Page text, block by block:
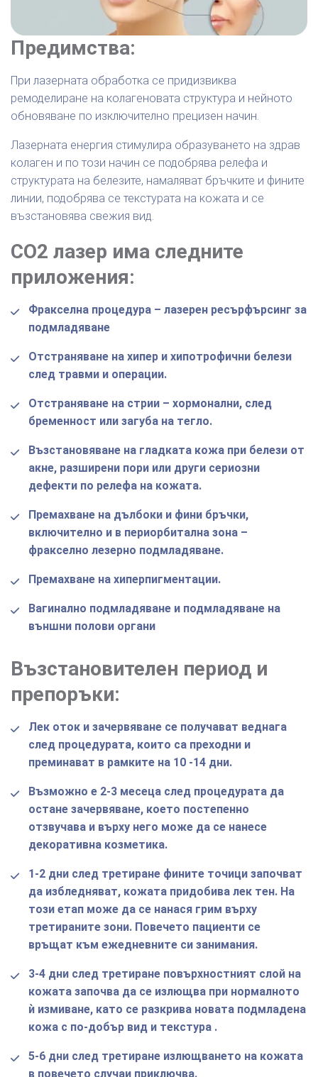
Предимства:
При лазерната обработка се придизвиква
ремоделиране на колагеновата структура и нейното
обновяване по изключително прецизен начин.
Лазерната енергия стимулира образуването на здрав
колаген и по този начин се подобрява релефа и
структурата на белезите, намаляват бръчките и фините
линии, подобрява се текстурата на кожата и се
възстановява свежия вид.
СO2 лазер има следните
приложения:
Фракселна процедура – лазерен ресърфърсинг за
подмладяване
Отстраняване на хипер и хипотрофични белези
след травми и операции.
Отстраняване на стрии – хормонални, след
бременност или загуба на тегло.
Възстановяване на гладката кожа при белези от
акне, разширени пори или други сериозни
дефекти по релефа на кожата.
Премахване на дълбоки и фини бръчки,
включително и в периорбитална зона –
фракселно лезерно подмладяване.
Премахване на хиперпигментации.
Вагинално подмладяване и подмладяване на
външни полови органи
Възстановителен период и
препоръки:
Лек оток и зачервяване се получават веднага
след процедурата, които са преходни и
преминават в рамките на 10 -14 дни.
Възможно е 2-3 месеца след процедурата да
остане зачервяване, което постепенно
отзвучава и върху него може да се нанесе
декоративна козметика.
1-2 дни след третиране фините точици започват
да избледняват, кожата придобива лек тен. На
този етап може да се нанася грим върху
третираните зони. Повечето пациенти се
връщат към ежедневните си занимания.
3-4 дни след третиране повърхностният слой на
кожата започва да се излющва при нормалното
ѝ измиване, като се разкрива новата подмладена
кожа с по-добър вид и текстура .
5-6 дни след третиране излющването на кожата
в повечето случаи приключва.